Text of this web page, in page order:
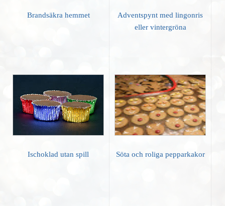
Brandsäkra hemmet
Adventspynt med lingonris
eller vintergröna
Ischoklad utan spill Söta och roliga pepparkakor